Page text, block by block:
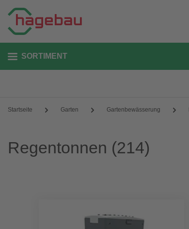
SORTIMENT
Startseite Garten Gartenbewässerung
Regentonnen (214)